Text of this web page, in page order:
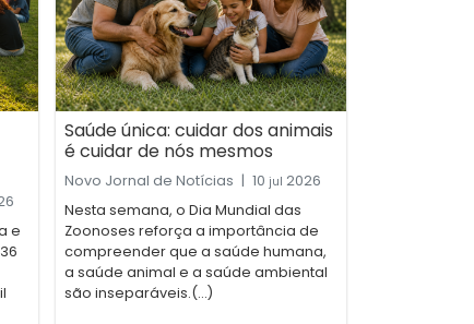
e
Saúde única: cuidar dos animais
é cuidar de nós mesmos
Novo Jornal de Notícias | 10 jul 2026
Nesta semana, o Dia Mundial das
Zoonoses reforça a importância de
compreender que a saúde humana,
a saúde animal e a saúde ambiental
são inseparáveis.(...)